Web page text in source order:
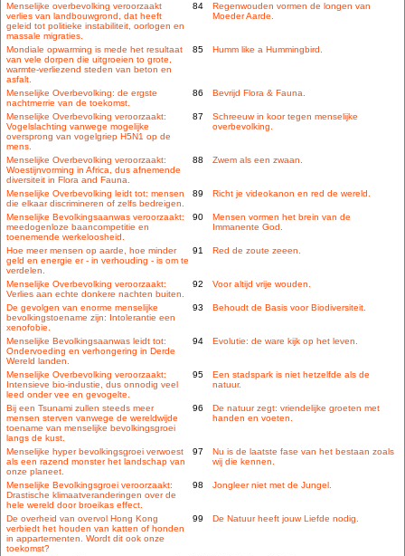
Menselijke overbevolking veroorzaakt
verlies van landbouwgrond, dat heeft
geleid tot politieke instabiliteit, oorlogen en
massale migraties.
84
Regenwouden vormen de longen van
Moeder Aarde.
Mondiale opwarming is mede het resultaat
van vele dorpen die uitgroeien to grote,
warmte-verliezend steden van beton en
asfalt.
85 Humm like a Hummingbird.
Menselijke Overbevolking: de ergste
nachtmerrie van de toekomst.
86 Bevrijd Flora & Fauna.
Menselijke Overbevolking veroorzaakt:
Vogelslachting vanwege mogelijke
oversprong van vogelgriep H5N1 op de
mens.
87
Schreeuw in koor tegen menselijke
overbevolking.
Menselijke Overbevolking veroorzaakt:
Woestijnvorming in Africa, dus afnemende
diversiteit in Flora and Fauna.
88 Zwem als een zwaan.
Menselijke Overbevolking leidt tot: mensen
die elkaar discrimineren of zelfs bedreigen.
89 Richt je videokanon en red de wereld.
Menselijke Bevolkingsaanwas veroorzaakt:
meedogenloze baancompetitie en
toenemende werkeloosheid.
90
Mensen vormen het brein van de
Immanente God.
Hoe meer mensen op aarde, hoe minder
geld en energie er - in verhouding - is om te
verdelen.
91 Red de zoute zeeen.
Menselijke Overbevolking veroorzaakt:
Verlies aan echte donkere nachten buiten.
92 Voor altijd vrije wouden.
De gevolgen van enorme menselijke
bevolkingstoename zijn: Intolerantie een
xenofobie.
93 Behoudt de Basis voor Biodiversiteit.
Menselijke Bevolkingsaanwas leidt tot:
Ondervoeding en verhongering in Derde
Wereld landen.
94 Evolutie: de ware kijk op het leven.
Menselijke Overbevolking veroorzaakt:
Intensieve bio-industie, dus onnodig veel
leed onder vee en gevogelte.
95
Een stadspark is niet hetzelfde als de
natuur.
Bij een Tsunami zullen steeds meer
mensen sterven vanwege de wereldwijde
toename van menselijke bevolkingsgroei
langs de kust.
96
De natuur zegt: vriendelijke groeten met
handen en voeten.
Menselijke hyper bevolkingsgroei verwoest
als een razend monster het landschap van
onze planeet.
97
Nu is de laatste fase van het bestaan zoals
wij die kennen.
Menselijke Bevolkingsgroei veroorzaakt:
Drastische klimaatveranderingen over de
hele wereld door broeikas effect.
98 Jongleer niet met de Jungel.
De overheid van overvol Hong Kong
verbiedt het houden van katten of honden
in appartementen. Wordt dit ook onze
toekomst?
99 De Natuur heeft jouw Liefde nodig.